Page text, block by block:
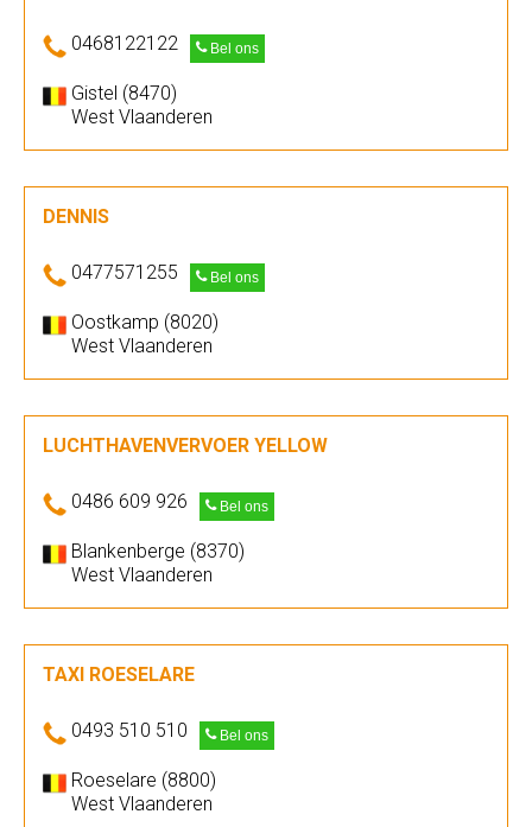
0468122122 Bel ons
Gistel (8470)
West Vlaanderen
DENNIS
0477571255 Bel ons
Oostkamp (8020)
West Vlaanderen
LUCHTHAVENVERVOER YELLOW
0486 609 926 Bel ons
Blankenberge (8370)
West Vlaanderen
TAXI ROESELARE
0493 510 510 Bel ons
Roeselare (8800)
West Vlaanderen